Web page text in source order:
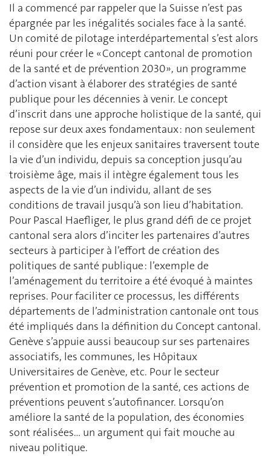
Il a commencé par rappeler que la Suisse n’est pas
épargnée par les inégalités sociales face à la santé.
Un comité de pilotage interdépartemental s’est alors
réuni pour créer le « Concept cantonal de promotion
de la santé et de prévention 2030», un programme
d’action visant à élaborer des stratégies de santé
publique pour les décennies à venir. Le concept
d’inscrit dans une approche holistique de la santé, qui
repose sur deux axes fondamentaux : non seulement
il considère que les enjeux sanitaires traversent toute
la vie d’un individu, depuis sa conception jusqu’au
troisième âge, mais il intègre également tous les
aspects de la vie d’un individu, allant de ses
conditions de travail jusqu’à son lieu d’habitation.
Pour Pascal Haefliger, le plus grand défi de ce projet
cantonal sera alors d’inciter les partenaires d’autres
secteurs à participer à l’effort de création des
politiques de santé publique : l’exemple de
l’aménagement du territoire a été évoqué à maintes
reprises. Pour faciliter ce processus, les différents
départements de l’administration cantonale ont tous
été impliqués dans la définition du Concept cantonal.
Genève s’appuie aussi beaucoup sur ses partenaires
associatifs, les communes, les Hôpitaux
Universitaires de Genève, etc. Pour le secteur
prévention et promotion de la santé, ces actions de
préventions peuvent s’autofinancer. Lorsqu’on
améliore la santé de la population, des économies
sont réalisées… un argument qui fait mouche au
niveau politique.